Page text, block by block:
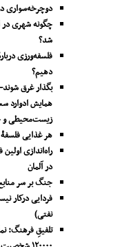
دوچرخه‌سواری
چگونه شهری در
شد؟
فلسفه‌ورزی
دهیم؟
بگذار غرق
همایش ادوارد
زیست‌محیطی و
هر غذایی
راه‌اندازی
در آلمان
جنگ بر سر
فردایی درکار
نفتی)
تلفیقِ فرهنگ: